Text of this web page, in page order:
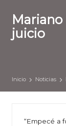
Mariano
juicio
Inicio Noticias
“Empecé a